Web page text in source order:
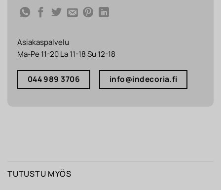
Asiakaspalvelu
Ma-Pe 11-20 La 11-18 Su 12-18
044 989 3706 info@indecoria.fi
TUTUSTU MYÖS